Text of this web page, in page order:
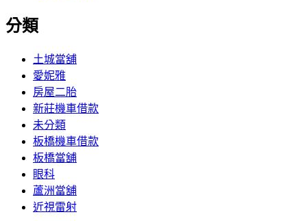
分類
土城當舖
愛妮雅
房屋二胎
新莊機車借款
未分類
板橋機車借款
板橋當舖
眼科
蘆洲當舖
近視雷射